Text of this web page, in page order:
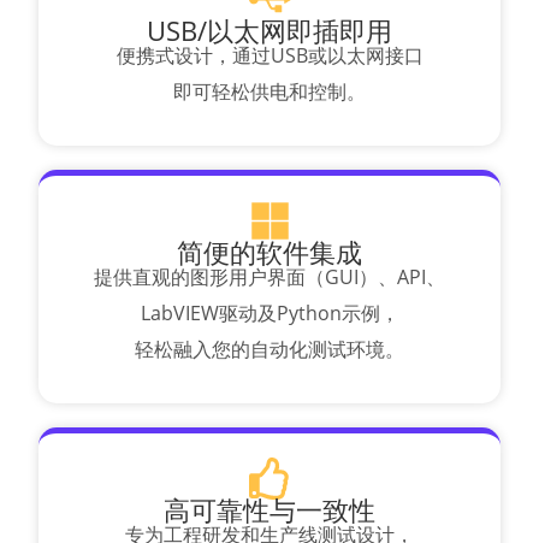
USB/以太网即插即用
便携式设计，通过USB或以太网接口
即可轻松供电和控制。
简便的软件集成
提供直观的图形用户界面（GUI）、API、
LabVIEW驱动及Python示例，
轻松融入您的自动化测试环境。
高可靠性与一致性
专为工程研发和生产线测试设计，